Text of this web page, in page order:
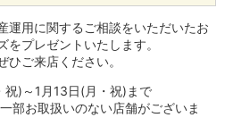
運用に関するご相談をいただいたお
プレゼントいたします。
ご来店ください。
)～1月13日(月・祝)まで
部お取扱いのない店舗がございま